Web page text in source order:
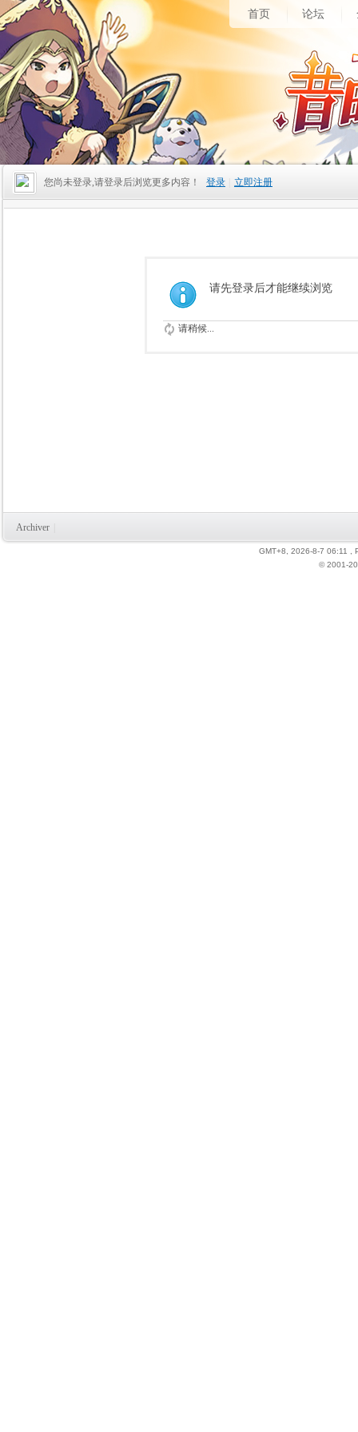
首页 论坛
您尚未登录,请登录后浏览更多内容！ 登录 立即注册
请先登录后才能继续浏览
请稍候...
Archiver
GMT+8, 2026-8-7 06:11
© 2001-